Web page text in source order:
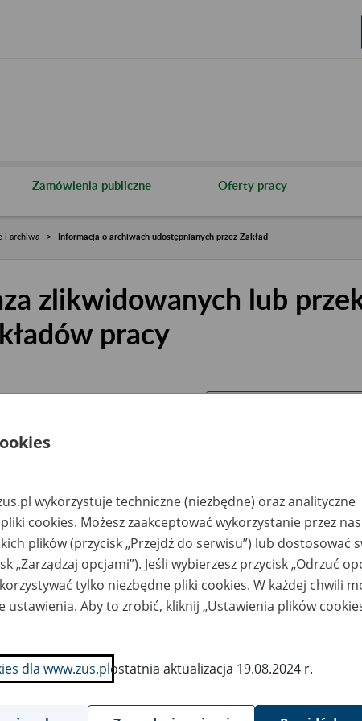
Zamówienia publiczne Oferty pracy
i archiwa Informacja o archiwach udostępnianych przez Zakład
zlikwidowanych lub
pracy
uwagi można przesyłać poprzez
Wyświetl wszystkie
wykorzystuje techniczne (niezbędne) oraz analityczne
cookies. Możesz zaakceptować wykorzystanie przez nas
plików (przycisk „Przejdź do serwisu”) lub dostosować
„Zarządzaj opcjami”). Jeśli wybierzesz przycisk „Odrzuć
tylko niezbędne pliki cookies. W każdej chwili
ustawienia. Aby to zrobić, kliknij „Ustawienia plików
dla www.zus.plostatnia aktualizacja 19.08.2024 r.